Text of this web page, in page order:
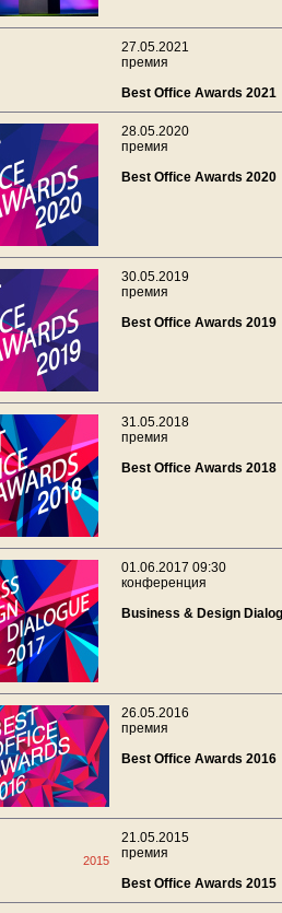
27.05.2021
премия
Best Office Awards 2021
28.05.2020
премия
Best Office Awards 2020
30.05.2019
премия
Best Office Awards 2019
31.05.2018
премия
Best Office Awards 2018
01.06.2017 09:30
конференция
Business & Design
26.05.2016
премия
Best Office Awards 2016
2015
21.05.2015
премия
Best Office Awards 2015